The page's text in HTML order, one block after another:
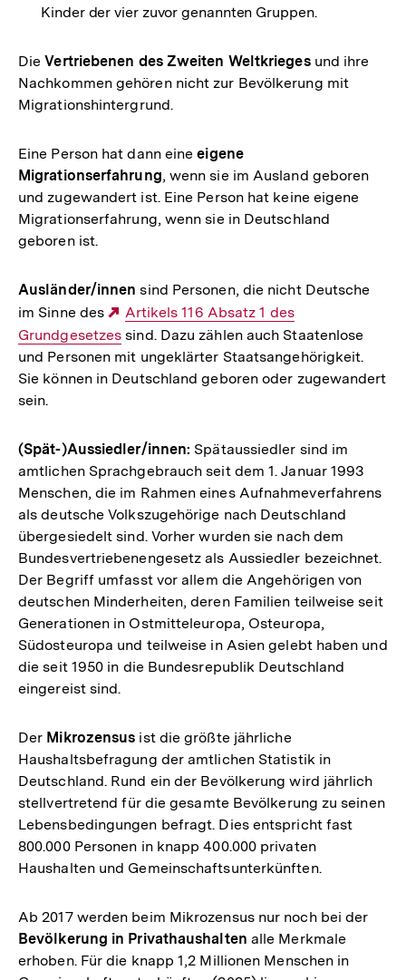
Kinder der vier zuvor genannten Gruppen.
DieVertriebenen des Zweiten Weltkriegesund ihre
Nachkommen gehören nicht zur Bevölkerung mit
Migrationshintergrund.
Eine Person hat dann eineeigene
Migrationserfahrung, wenn sie im Ausland geboren
und zugewandert ist. Eine Person hat keine eigene
Migrationserfahrung, wenn sie in Deutschland
geboren ist.
Ausländer/innensind Personen, die nicht Deutsche
im Sinne des
Externer
Link:
Artikels 116 Absatz 1 des
Grundgesetzes sind. Dazu zählen auch Staatenlose
und Personen mit ungeklärter Staatsangehörigkeit.
Sie können in Deutschland geboren oder zugewandert
sein.
(Spät-)Aussiedler/innen: Spätaussiedler sind im
amtlichen Sprachgebrauch seit dem 1. Januar 1993
Menschen, die im Rahmen eines Aufnahmeverfahrens
als deutsche Volkszugehörige nach Deutschland
übergesiedelt sind. Vorher wurden sie nach dem
Bundesvertriebenengesetz als Aussiedler bezeichnet.
Der Begriff umfasst vor allem die Angehörigen von
deutschen Minderheiten, deren Familien teilweise seit
Generationen in Ostmitteleuropa, Osteuropa,
Südosteuropa und teilweise in Asien gelebt haben und
die seit 1950 in die Bundesrepublik Deutschland
eingereist sind.
Der Mikrozensus ist die größte jährliche
Haushaltsbefragung der amtlichen Statistik in
Deutschland. Rund ein der Bevölkerung wird jährlich
stellvertretend für die gesamte Bevölkerung zu seinen
Lebensbedingungen befragt. Dies entspricht fast
800.000 Personen in knapp 400.000 privaten
Haushalten und Gemeinschaftsunterkünften.
Ab 2017 werden beim Mikrozensus nur noch bei der
Bevölkerung in Privathaushalten alle Merkmale
erhoben. Für die knapp 1,2 Millionen Menschen in